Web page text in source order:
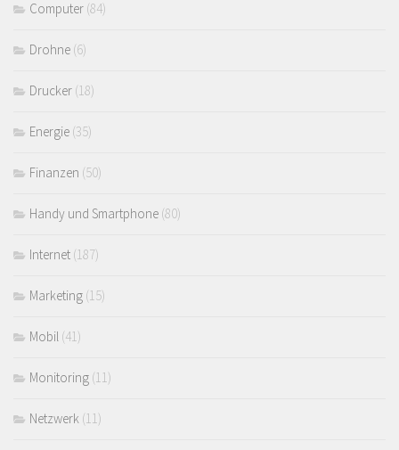
Computer (84)
Drohne (6)
Drucker (18)
Energie (35)
Finanzen (50)
Handy und Smartphone (80)
Internet (187)
Marketing (15)
Mobil (41)
Monitoring (11)
Netzwerk (11)